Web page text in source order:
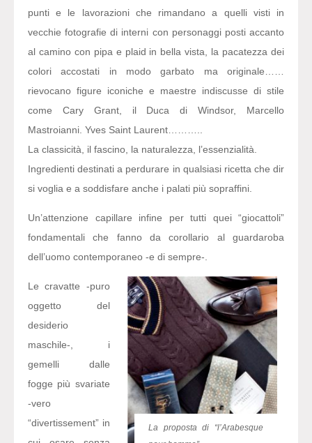
punti e le lavorazioni che rimandano a quelli visti in
vecchie fotografie di interni con personaggi posti accanto
al camino con pipa e plaid in bella vista, la pacatezza dei
colori accostati in modo garbato ma originale……
rievocano figure iconiche e maestre indiscusse di stile
come Cary Grant, il Duca di Windsor, Marcello
Mastroianni. Yves Saint Laurent………..
La classicità, il fascino, la naturalezza, l’essenzialità.
Ingredienti destinati a perdurare in qualsiasi ricetta che dir
si voglia e a soddisfare anche i palati più sopraffini.
Un’attenzione capillare infine per tutti quei “giocattoli”
fondamentali che fanno da corollario al guardaroba
dell’uomo contemporaneo -e di sempre-.
La proposta di “l’Arabesque
Le cravatte -puro
oggetto del
desiderio
maschile-, i
gemelli dalle
fogge più svariate
-vero
“divertissement” in